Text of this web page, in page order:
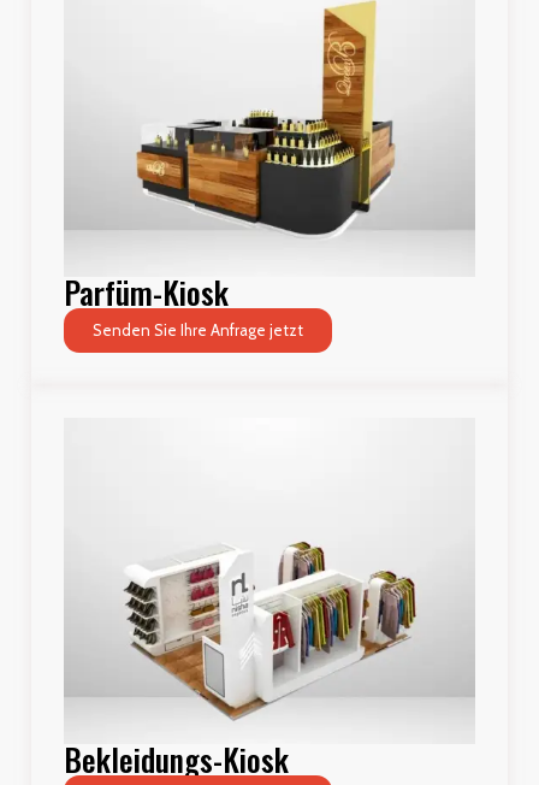
Parfüm-Kiosk
Senden Sie Ihre Anfrage jetzt
Bekleidungs-Kiosk